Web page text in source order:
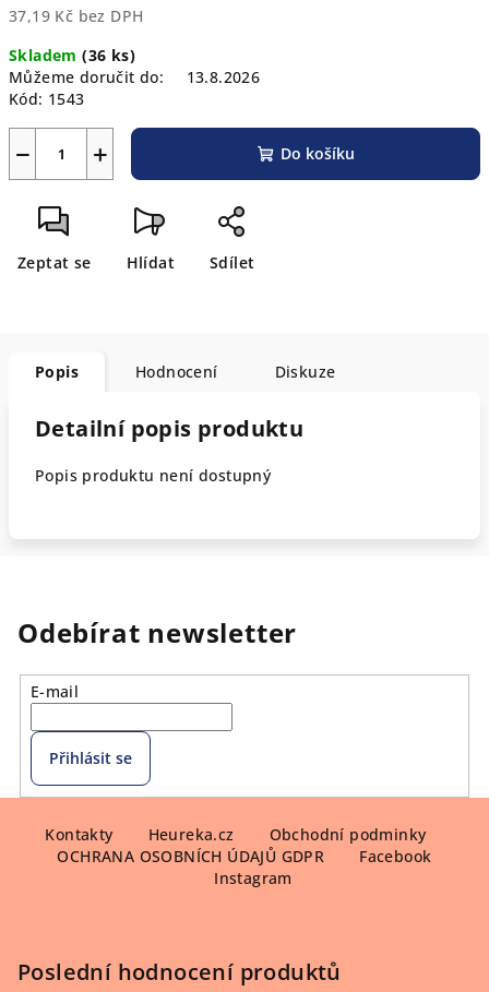
37,19 Kč bez DPH
cena:
Skladem(36 ks)
Můžeme doručit do:
13.8.2026
Kód: 1543
+
− Do košíku
Zeptat se Hlídat Sdílet
Popis Hodnocení Diskuze
Detailní popis produktu
Popis produktu není dostupný
Odebírat newsletter
E-mail
Přihlásit se
Kontakty Heureka.cz
Obchodní podminky
OCHRANA OSOBNÍCH ÚDAJŮ GDPR
Facebook
Instagram
Poslední hodnocení produktů